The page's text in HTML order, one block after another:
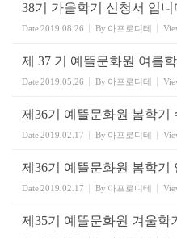
38기 가을학기 신청서 입니
Date2019.08.26 By 아프로디테
제 37 기 예뜰문화원 여름
Date2019.05.26 By 아프로디테
제36기 예뜰문화원 봄학기
Date2019.02.17 By 아프로디테
제36기 예뜰문화원 봄학기
Date2019.02.17 By 아프로디테
제35기 예뜰문화원 겨울학